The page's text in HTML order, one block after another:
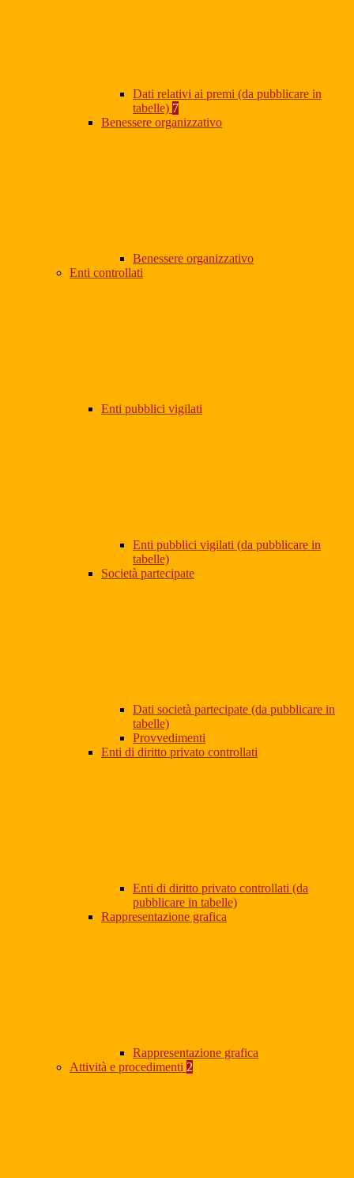
Dati relativi ai premi (da pubblicare in
tabelle) 7
Benessere organizzativo
Benessere organizzativo
Enti controllati
Enti pubblici vigilati
Enti pubblici vigilati (da pubblicare in
tabelle)
Società partecipate
Dati società partecipate (da pubblicare in
tabelle)
Provvedimenti
Enti di diritto privato controllati
Enti di diritto privato controllati (da
pubblicare in tabelle)
Rappresentazione grafica
Rappresentazione grafica
Attività e procedimenti 2